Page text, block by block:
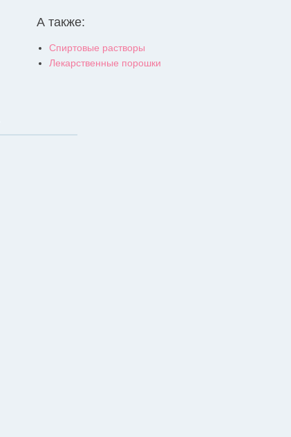
А также:
Спиртовые растворы
Лекарственные порошки